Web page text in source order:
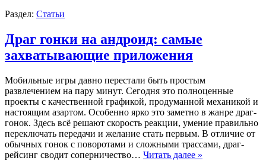
Раздел: Статьи
Драг гонки на андроид: самые
захватывающие приложения
Мобильные игры давно перестали быть простым
развлечением на пару минут. Сегодня это полноценные
проекты с качественной графикой, продуманной механикой и
настоящим азартом. Особенно ярко это заметно в жанре драг-
гонок. Здесь всё решают скорость реакции, умение правильно
переключать передачи и желание стать первым. В отличие от
обычных гонок с поворотами и сложными трассами, драг-
рейсинг сводит соперничество… Читать далее »